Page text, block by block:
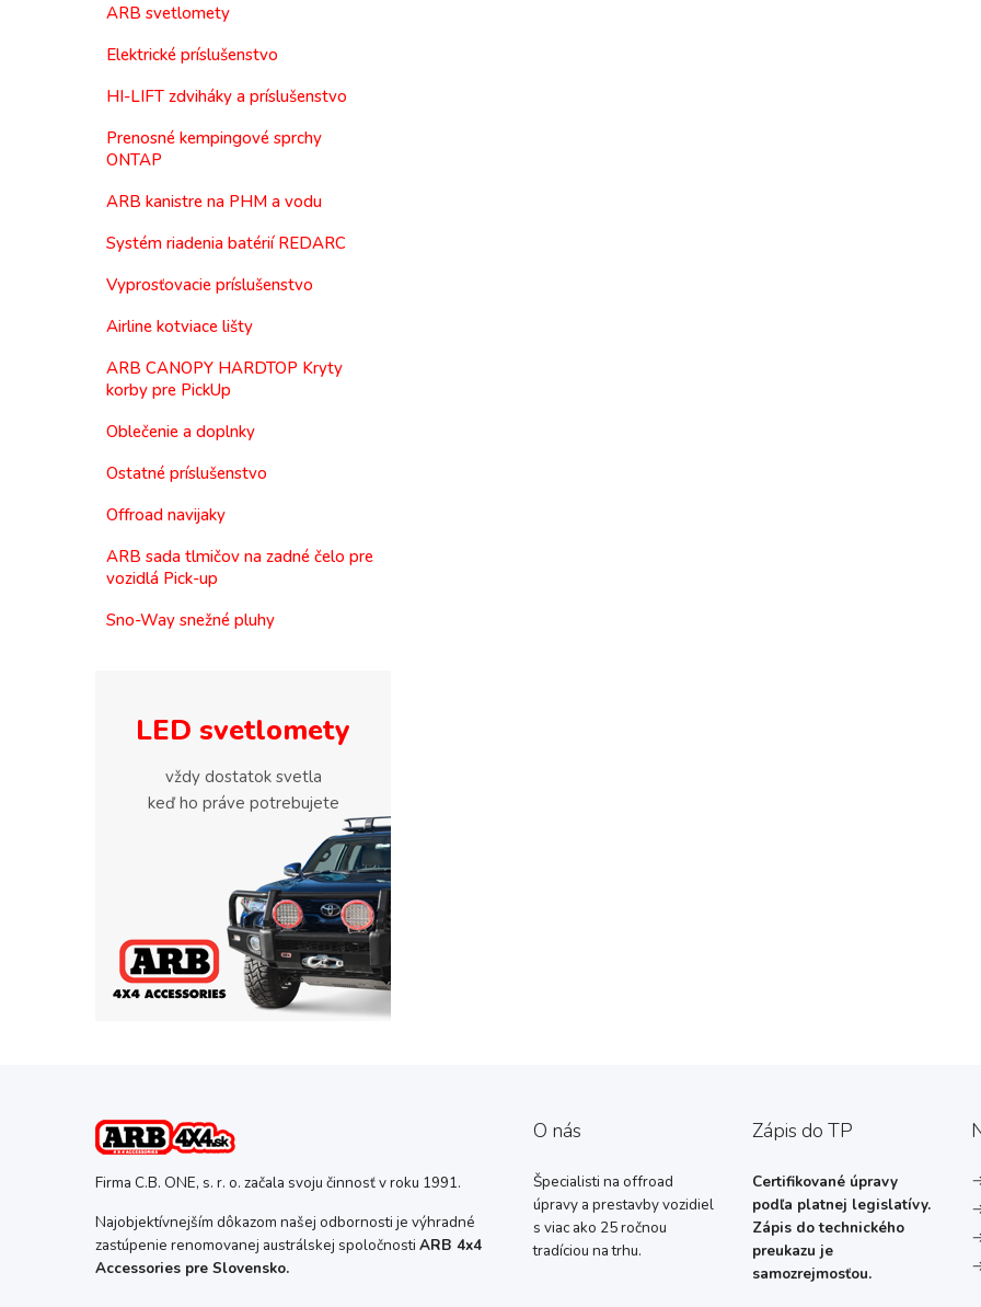
ARB svetlomety
Elektrické príslušenstvo
HI-LIFT zdviháky a príslušenstvo
Prenosné kempingové sprchy
ONTAP
ARB kanistre na PHM a vodu
Systém riadenia batérií REDARC
Vyprosťovacie príslušenstvo
Airline kotviace lišty
ARB CANOPY HARDTOP Kryty
korby pre PickUp
Oblečenie a doplnky
Ostatné príslušenstvo
Offroad navijaky
ARB sada tlmičov na zadné čelo pre
vozidlá Pick-up
Sno-Way snežné pluhy
LED svetlomety
vždy dostatok svetla
keď ho práve potrebujete
Firma C.B. ONE, s. r. o. začala svoju činnosť v roku 1991.
Najobjektívnejším dôkazom našej odbornosti je výhradné
zastúpenie renomovanej austrálskej spoločnosti ARB 4x4
Accessories pre Slovensko.
O nás
Špecialisti na offroad
úpravy a prestavby vozidiel
s viac ako 25 ročnou
tradíciou na trhu.
Zápis do TP
Certifikované úpravy
podľa platnej legislatívy.
Zápis do technického
preukazu je
samozrejmosťou.